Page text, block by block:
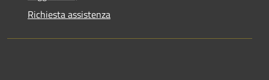
Richiesta assistenza